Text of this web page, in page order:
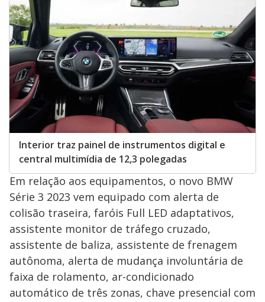
Interior traz painel de instrumentos digital e
central multimídia de 12,3 polegadas
Em relação aos equipamentos, o novo BMW
Série 3 2023 vem equipado com alerta de
colisão traseira, faróis Full LED adaptativos,
assistente monitor de tráfego cruzado,
assistente de baliza, assistente de frenagem
autônoma, alerta de mudança involuntária de
faixa de rolamento, ar-condicionado
automático de três zonas, chave presencial com